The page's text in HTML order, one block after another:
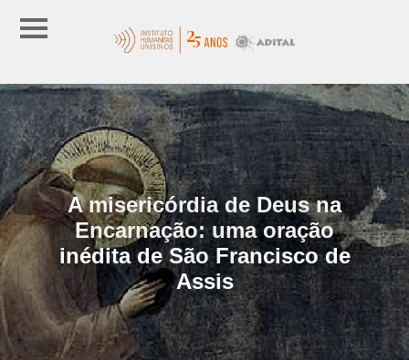
A misericórdia de Deus na
Encarnação: uma oração
inédita de São Francisco de
Assis